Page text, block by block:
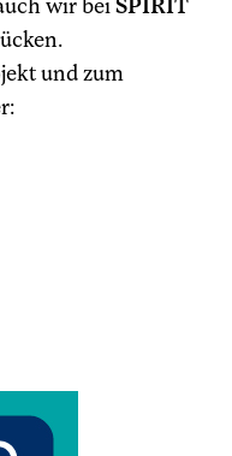
wir beiSPIRIT
und zum